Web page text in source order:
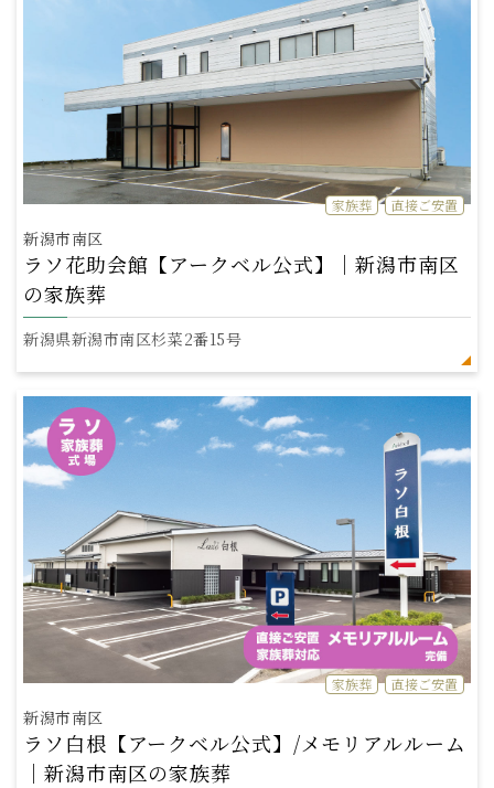
家族葬 直接ご安置
新潟市南区
ラソ花助会館【アークベル公式】｜新潟市南区
の家族葬
新潟県新潟市南区杉菜2番15号
家族葬 直接ご安置
新潟市南区
ラソ白根【アークベル公式】/メモリアルルーム
｜新潟市南区の家族葬